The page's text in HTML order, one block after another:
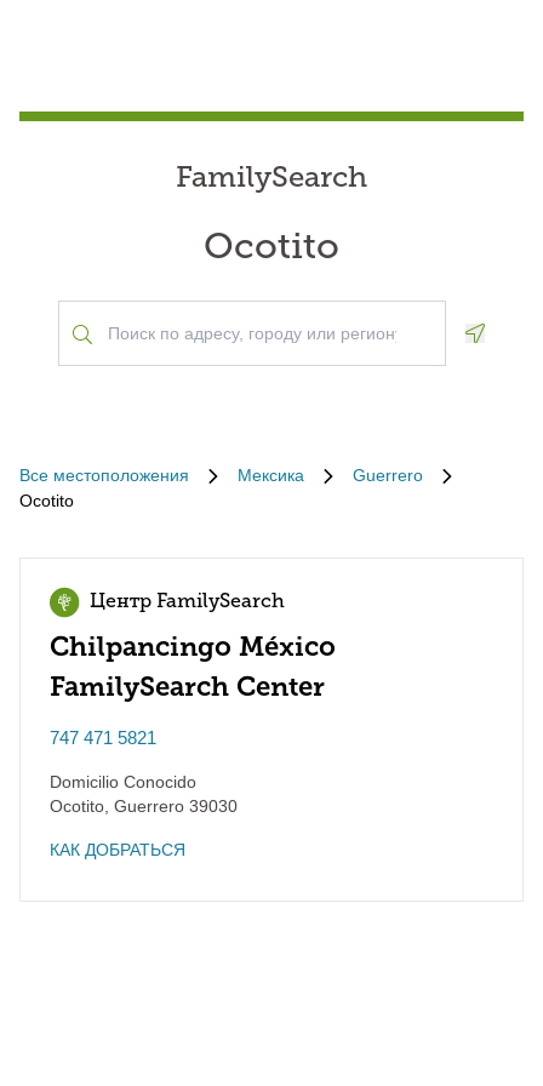
FamilySearch
Ocotito
Все местоположения Мексика
Guerrero
Ocotito
Центр FamilySearch
Chilpancingo México
FamilySearch Center
747 471 5821
Domicilio Conocido
Ocotito Guerrero 39030
КАК ДОБРАТЬСЯ